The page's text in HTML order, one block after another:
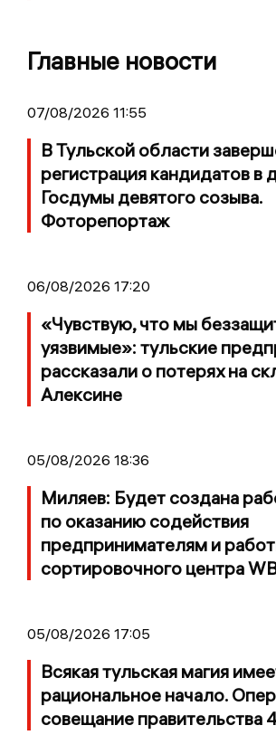
Главные новости
07/08/2026 11:55
В Тульской области
регистрация кандидатов в
Госдумы девятого созыва.
Фоторепортаж
06/08/2026 17:20
«Чувствую, что мы
уязвимые»: тульские
рассказали о потерях на
Алексине
05/08/2026 18:36
Миляев: Будет создана
по оказанию содействия
предпринимателям и
сортировочного центра
05/08/2026 17:05
Всякая тульская магия
рациональное начало.
совещание правительства